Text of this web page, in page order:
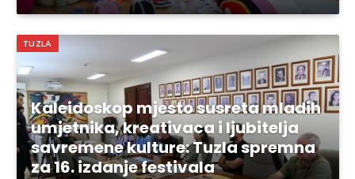
TUZLA
Kaleidoskop mjesto susreta mladih
umjetnika, kreativaca i ljubitelja
savremene kulture: Tuzla spremna
za 16. izdanje festivala